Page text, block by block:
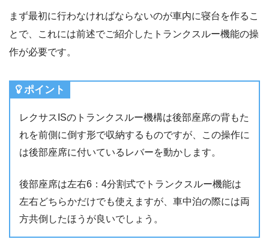
まず最初に行わなければならないのが車内に寝台を作るこ
とで、これには前述でご紹介したトランクスルー機能の操
作が必要です。
ポイント
レクサスISのトランクスルー機構は後部座席の背もた
れを前側に倒す形で収納するものですが、この操作に
は後部座席に付いているレバーを動かします。
後部座席は左右6：4分割式でトランクスルー機能は
左右どちらかだけでも使えますが、車中泊の際には両
方共倒したほうが良いでしょう。